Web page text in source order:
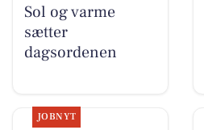
Sol og varme
sætter
dagsordenen
JOBNYT